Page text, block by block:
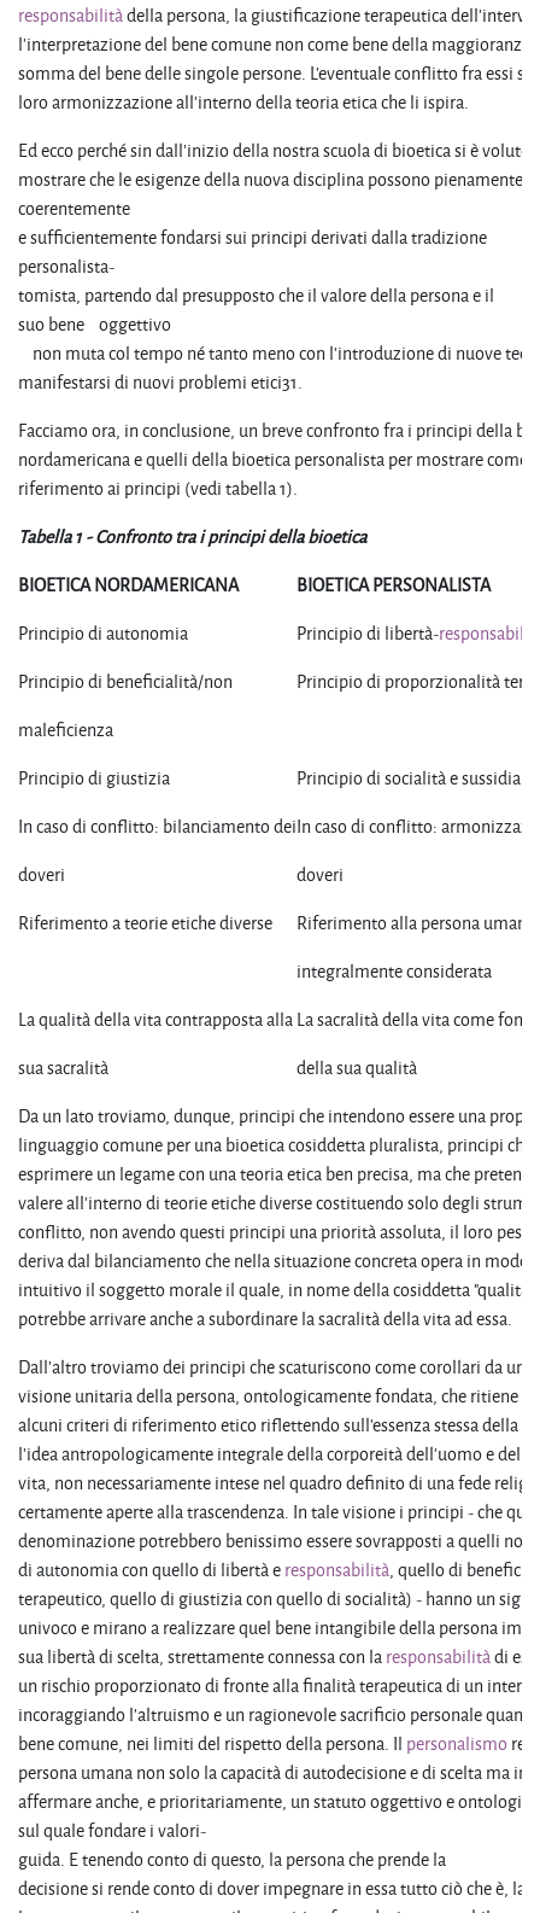
responsabilitàdella persona, la giustificazione terapeutica
l'interpretazione del bene comune non come bene della maggioranza
somma del bene delle singole persone. L'eventuale conflitto fra essi si
loro armonizzazione all'interno della teoria etica che li ispira.
Ed ecco perché sin dall'inizio della nostra scuola di bioetica si è voluto
mostrare che le esigenze della nuova disciplina possono pienamente,
coerentemente
e sufficientemente fondarsi sui principi derivati dalla tradizione
personalista-
tomista, partendo dal presupposto che il valore della persona e il
suo bene oggettivo
non muta col tempo né tanto meno con l'introduzione di nuove
manifestarsi di nuovi problemi etici31.
Facciamo ora, in conclusione, un breve confronto fra i principi della
nordamericana e quelli della bioetica personalista per mostrare come
riferimento ai principi (vedi tabella 1).
Tabella1-Confrontotraiprincipidellabioetica
BIOETICANORDAMERICANA BIOETICAPERSONALISTA
Principio di autonomia
Principio di libertà-
Principio di beneficialità/non
maleficienza
Principio di proporzionalità
Principio di giustizia
Principio di socialità e
In caso di conflitto: bilanciamento dei
doveri
In caso di conflitto:
doveri
Riferimento a teorie etiche diverse
Riferimento alla persona umana
integralmente considerata
La qualità della vita contrapposta alla
sua sacralità
La sacralità della vita come
della sua qualità
Da un lato troviamo, dunque, principi che intendono essere una
linguaggio comune per una bioetica cosiddetta pluralista, principi
esprimere un legame con una teoria etica ben precisa, ma che
valere all'interno di teorie etiche diverse costituendo solo degli
conflitto, non avendo questi principi una priorità assoluta, il loro peso
deriva dal bilanciamento che nella situazione concreta opera in modo
intuitivo il soggetto morale il quale, in nome della cosiddetta "qualità
potrebbe arrivare anche a subordinare la sacralità della vita ad essa.
Dall'altro troviamo dei principi che scaturiscono come corollari da una
visione unitaria della persona, ontologicamente fondata, che ritiene
alcuni criteri di riferimento etico riflettendo sull'essenza stessa della
l'idea antropologicamente integrale della corporeità dell'uomo e della
vita, non necessariamente intese nel quadro definito di una fede
certamente aperte alla trascendenza. In tale visione i principi - che
denominazione potrebbero benissimo essere sovrapposti a quelli
di autonomia con quello di libertà eresponsabilità, quello di
terapeutico, quello di giustizia con quello di socialità) - hanno un
univoco e mirano a realizzare quel bene intangibile della persona
sua libertà di scelta, strettamente connessa con laresponsabilitàdi
un rischio proporzionato di fronte alla finalità terapeutica di un
incoraggiando l'altruismo e un ragionevole sacrificio personale
bene comune, nei limiti del rispetto della persona. Il personalismo
persona umana non solo la capacità di autodecisione e di scelta ma
affermare anche, e prioritariamente, un statuto oggettivo e
sul quale fondare i valori-
guida. E tenendo conto di questo, la persona che prende la
decisione si rende conto di dover impegnare in essa tutto ciò che è, la